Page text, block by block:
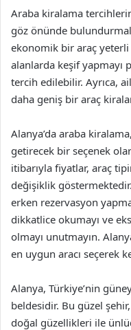
Araba kiralama
göz önünde
ekonomik bir araç yeterli
alanlarda keşif yapmayı
tercih edilebilir. Ayrıca,
daha geniş bir araç
Alanya’da araba
getirecek bir seçenek
itibarıyla fiyatlar, araç
değişiklik
erken rezervasyon
dikkatlice okumayı ve
olmayı unutmayın.
en uygun aracı seçerek
Alanya, Türkiye’nin
beldesidir. Bu güzel
doğal güzellikleri ile